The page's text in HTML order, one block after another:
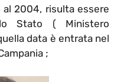
2004, risulta essere
Stato ( Ministero
data è entrata nel
;